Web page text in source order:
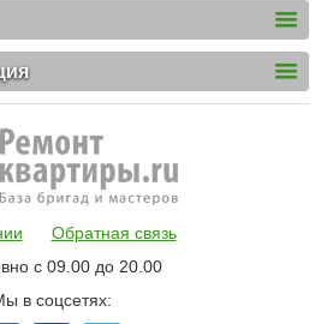
Обратная связь
с 09.00 до 20.00
в соцсетях: